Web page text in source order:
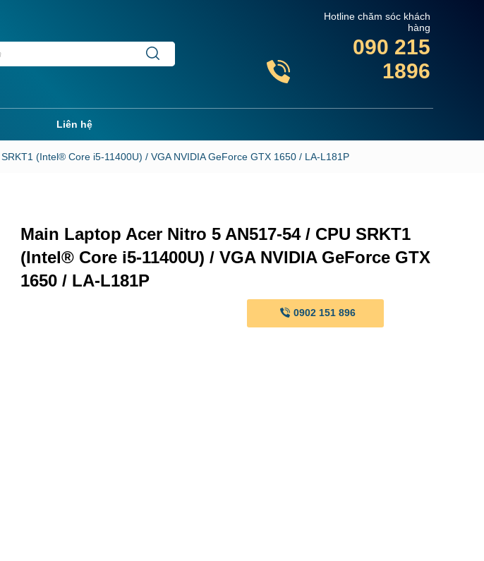
Hotline chăm sóc khách
hàng
090 215
1896
Liên hệ
(Intel® Core i5-11400U) / VGA NVIDIA GeForce GTX 1650 / LA-L181P
Main Laptop Acer Nitro 5 AN517-54 / CPU SRKT1
(Intel® Core i5-11400U) / VGA NVIDIA GeForce GTX
1650 / LA-L181P
0902 151 896